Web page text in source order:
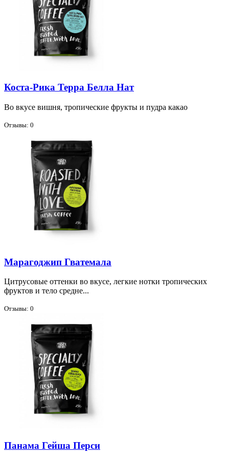
Коста-Рика Терра Белла Нат
Во вку­се виш­ня, тро­пи­че­ские фрук­ты и пуд­ра ка­као
Отзывы: 0
Марагоджип Гватемала
Цит­ру­со­вые от­тен­ки во вку­се, лег­кие нот­ки тро­пи­че­ских
фрук­тов и те­ло средне...
Отзывы: 0
Панама Гейша Перси